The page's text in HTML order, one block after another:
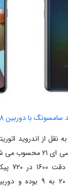
با دوربین 48 مگاپیکسلی
نقل از اندروید
روز شده گوشی گالکسی